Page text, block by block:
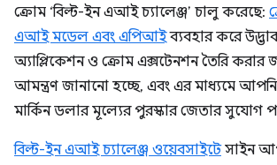
ক্রোম ‘বিল্ট-ইন এআই চ্যালেঞ্জ’ চালু করেছে:
এআই মডেল এবং এপিআইব্যবহার করে
অ্যাপ্লিকেশন ও ক্রোম এক্সটেনশন তৈরি
আমন্ত্রণ জানানো হচ্ছে, এবং এর মাধ্যমে
মার্কিন ডলার মূল্যের পুরস্কার জেতার সুযোগ
বিল্ট-ইন এআই চ্যালেঞ্জ ওয়েবসাইটেসাইন